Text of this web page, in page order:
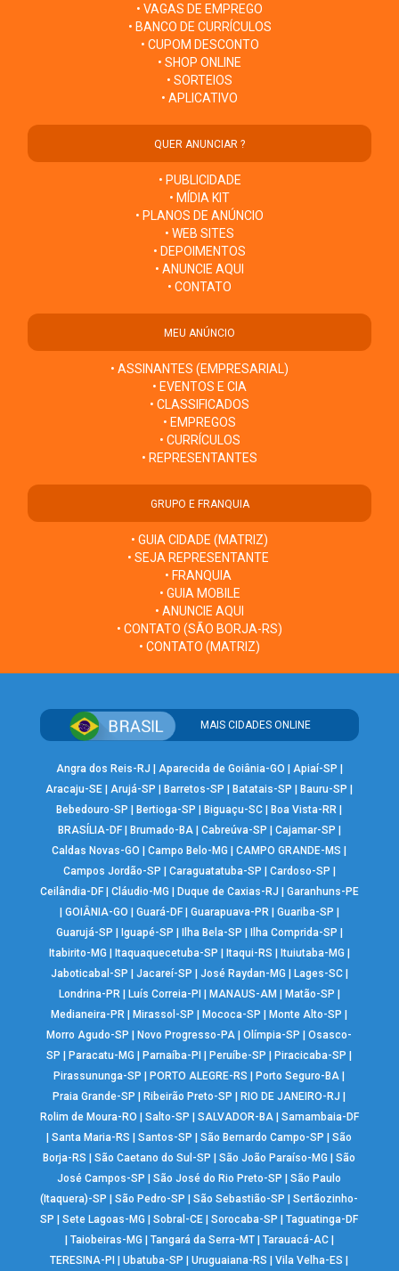
• VAGAS DE EMPREGO
• BANCO DE CURRÍCULOS
• CUPOM DESCONTO
• SHOP ONLINE
• SORTEIOS
• APLICATIVO
QUER ANUNCIAR ?
• PUBLICIDADE
• MÍDIA KIT
• PLANOS DE ANÚNCIO
• WEB SITES
• DEPOIMENTOS
• ANUNCIE AQUI
• CONTATO
MEU ANÚNCIO
• ASSINANTES (EMPRESARIAL)
• EVENTOS E CIA
• CLASSIFICADOS
• EMPREGOS
• CURRÍCULOS
• REPRESENTANTES
GRUPO E FRANQUIA
• GUIA CIDADE (MATRIZ)
• SEJA REPRESENTANTE
• FRANQUIA
• GUIA MOBILE
• ANUNCIE AQUI
• CONTATO (SÃO BORJA-RS)
• CONTATO (MATRIZ)
MAIS CIDADES ONLINE
Angra dos Reis-RJ | Aparecida de Goiânia-GO | Apiaí-SP |
Aracaju-SE | Arujá-SP |Barretos-SP |Batatais-SP |Bauru-SP |
Bebedouro-SP |Bertioga-SP |Biguaçu-SC |Boa Vista-RR |
BRASÍLIA-DF| Brumado-BA| Cabreúva-SP | Cajamar-SP |
Caldas Novas-GO |Campo Belo-MG |CAMPO GRANDE-MS |
Campos Jordão-SP | Caraguatatuba-SP | Cardoso-SP |
Ceilândia-DF| Cláudio-MG | Duque de Caxias-RJ | Garanhuns-PE
| GOIÂNIA-GO | Guará-DF| Guarapuava-PR | Guariba-SP |
Guarujá-SP | Iguapé-SP | Ilha Bela-SP | Ilha Comprida-SP |
Itabirito-MG | Itaquaquecetuba-SP | Itaqui-RS | Ituiutaba-MG |
Jaboticabal-SP | Jacareí-SP | José Raydan-MG | Lages-SC|
Londrina-PR | Luís Correia-PI | MANAUS-AM | Matão-SP |
Medianeira-PR |Mirassol-SP |Mococa-SP |Monte Alto-SP |
Morro Agudo-SP |Novo Progresso-PA |Olímpia-SP |Osasco-
SP |Paracatu-MG |Parnaíba-PI |Peruíbe-SP |Piracicaba-SP |
Pirassununga-SP |PORTO ALEGRE-RS |Porto Seguro-BA |
Praia Grande-SP |Ribeirão Preto-SP |RIO DE JANEIRO-RJ |
Rolim de Moura-RO | Salto-SP | SALVADOR-BA| Samambaia-DF
|Santa Maria-RS |Santos-SP |São Bernardo Campo-SP |São
Borja-RS |São Caetano do Sul-SP |São João Paraíso-MG |São
José Campos-SP |São José do Rio Preto-SP |São Paulo
(Itaquera)-SP |São Pedro-SP |São Sebastião-SP |Sertãozinho-
SP |Sete Lagoas-MG |Sobral-CE |Sorocaba-SP |Taguatinga-DF
| Taiobeiras-MG | Tangará da Serra-MT| Tarauacá-AC|
TERESINA-PI |Ubatuba-SP |Uruguaiana-RS |Vila Velha-ES |